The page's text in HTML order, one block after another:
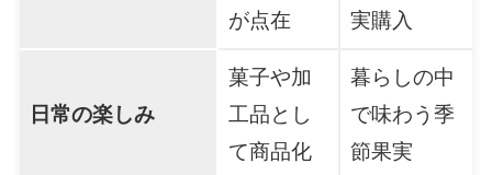
が点在
実購入
日常の楽しみ
菓子や加
工品とし
て商品化
暮らしの中
で味わう季
節果実